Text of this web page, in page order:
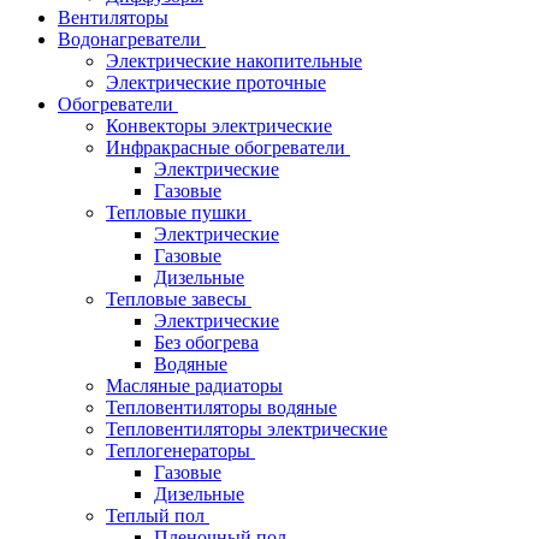
Вентиляторы
Водонагреватели
Электрические накопительные
Электрические проточные
Обогреватели
Конвекторы электрические
Инфракрасные обогреватели
Электрические
Газовые
Тепловые пушки
Электрические
Газовые
Дизельные
Тепловые завесы
Электрические
Без обогрева
Водяные
Масляные радиаторы
Тепловентиляторы водяные
Тепловентиляторы электрические
Теплогенераторы
Газовые
Дизельные
Теплый пол